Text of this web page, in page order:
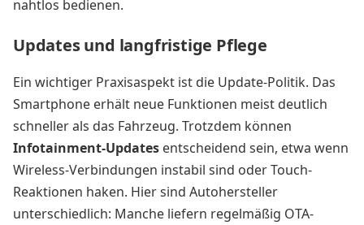
nahtlos bedienen.
Updates und langfristige Pflege
Ein wichtiger Praxisaspekt ist die Update-Politik. Das
Smartphone erhält neue Funktionen meist deutlich
schneller als das Fahrzeug. Trotzdem können
Infotainment-Updates entscheidend sein, etwa wenn
Wireless-Verbindungen instabil sind oder Touch-
Reaktionen haken. Hier sind Autohersteller
unterschiedlich: Manche liefern regelmäßig OTA-